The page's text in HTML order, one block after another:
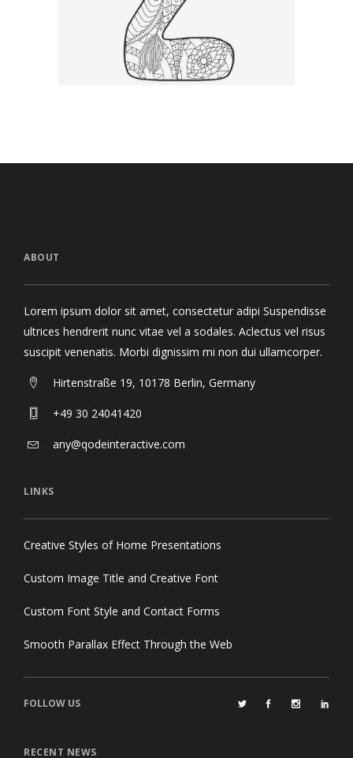
ABOUT
Lorem ipsum dolor sit amet, consectetur adipi Suspendisse
ultrices hendrerit nunc vitae vel a sodales. Aclectus vel risus
suscipit venenatis. Morbi dignissim mi non dui ullamcorper.
Hirtenstraße 19, 10178 Berlin, Germany
+49 30 24041420
any@qodeinteractive.com
LINKS
Creative Styles of Home Presentations
Custom Image Title and Creative Font
Custom Font Style and Contact Forms
Smooth Parallax Effect Through the Web
FOLLOW US
RECENT NEWS